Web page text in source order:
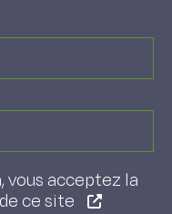
vous acceptez la
ce site